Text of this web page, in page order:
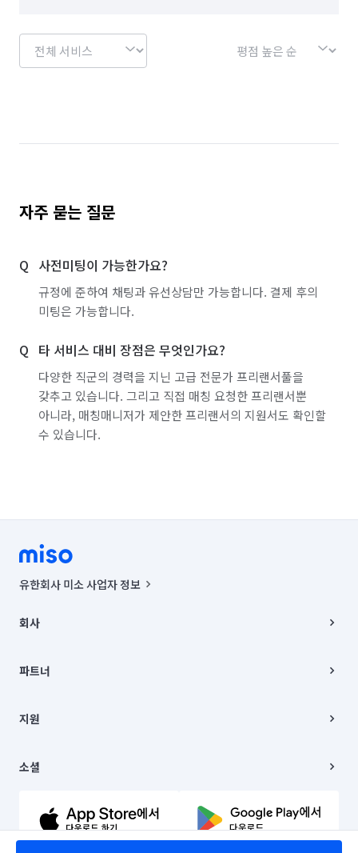
자주 묻는 질문
사전미팅이 가능한가요?
규정에 준하여 채팅과 유선상담만 가능합니다. 결제 후의
미팅은 가능합니다.
타 서비스 대비 장점은 무엇인가요?
다양한 직군의 경력을 지닌 고급 전문가 프리랜서풀을
갖추고 있습니다. 그리고 직접 매칭 요청한 프리랜서뿐
아니라, 매칭매니저가 제안한 프리랜서의 지원서도 확인할
수 있습니다.
유한회사 미소 사업자 정보
00019 |
주소 | 본사: 서울특별시 종로구 율곡로 6(중학동, 트윈트리빌딩) B동 5층
컨택센터 : 서울특별시 종로구 수송동 율곡로 24, 7층, 8층 미소
상품, 상품정보, 거래에 관한 의무와 책임은 거래당사자에게 있습니다.
언론 보도 관련 문의:
© 유한회사 미소. Miso, Inc. All Rights Reserved.
회사
채용
파트너
이사
지원
이용약관
문의하기
소셜
유튜브